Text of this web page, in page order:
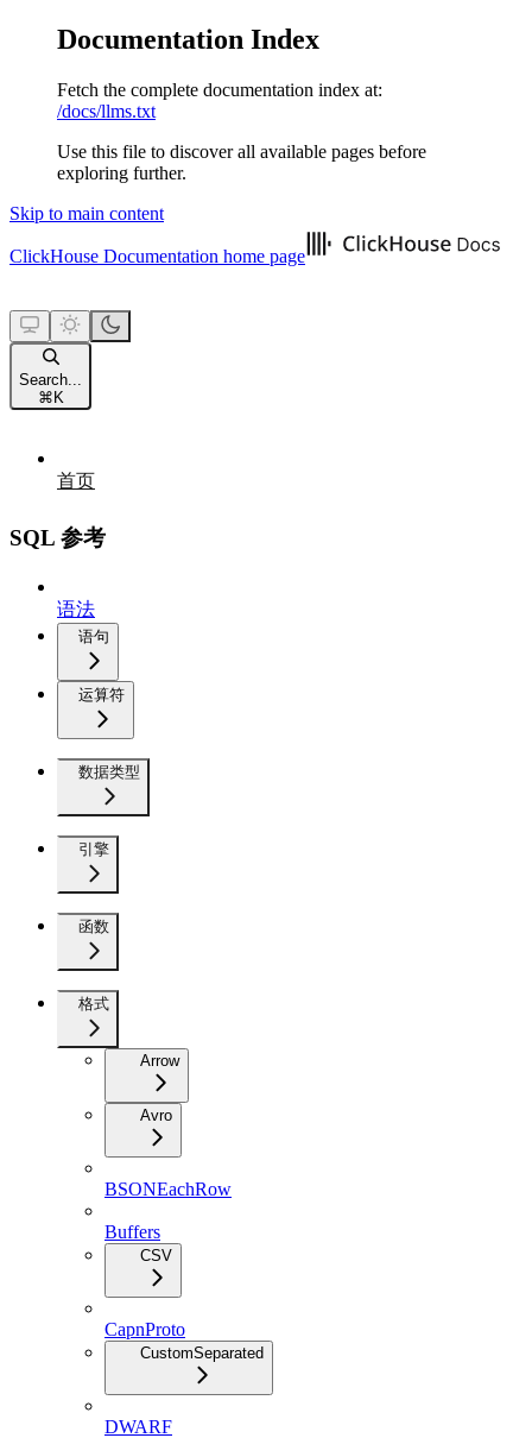
Documentation Index
Fetch the complete documentation index at:
/docs/llms.txt
Use this file to discover all available pages before
exploring further.
Skip to main content
ClickHouse Documentation home page
Search...
⌘ K
首页
SQL 参考
语法
语句
运算符
数据类型
引擎
函数
格式
Arrow
Avro
BSONEachRow
Buffers
CSV
CapnProto
CustomSeparated
DWARF